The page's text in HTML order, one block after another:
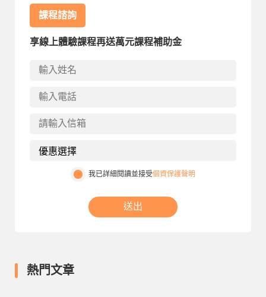
課程諮詢
享線上體驗課程再送萬元課程補助金
我已詳細閱讀並接受個資保護聲明
送出
熱門文章